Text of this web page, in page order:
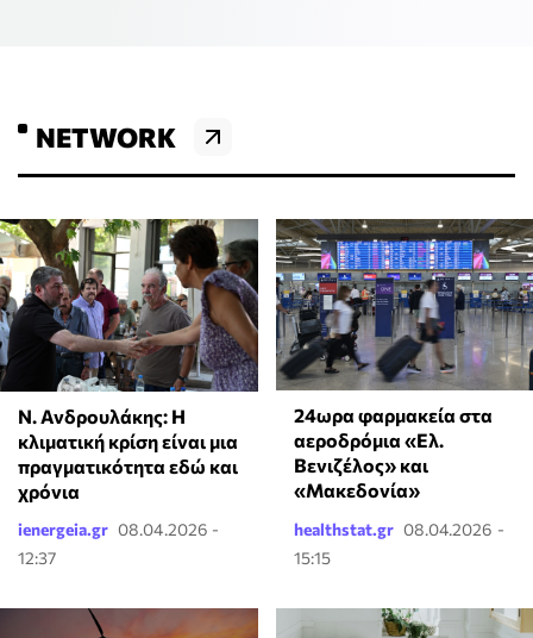
NETWORK
Ν. Ανδρουλάκης: Η
κλιματική κρίση είναι μια
πραγματικότητα εδώ και
χρόνια
ienergeia.gr 08.04.2026 -
12:37
24ωρα φαρμακεία στα
αεροδρόμια «Ελ.
Βενιζέλος» και
«Μακεδονία»
healthstat.gr 08.04.2026 -
15:15